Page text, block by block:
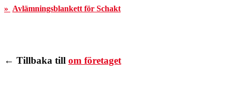
» Avlämningsblankett för Schakt
← Tillbaka till om företaget